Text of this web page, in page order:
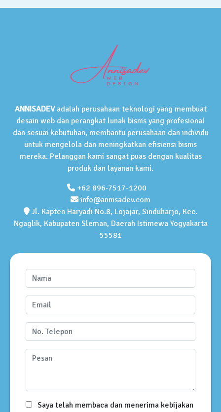
ANNISADEVadalah perusahaan teknologi yang membuat
desain web dan perangkat lunak bisnis yang profesional
dan sesuai kebutuhan, membantu perusahaan dan individu
untuk mengelola dan meningkatkan efisiensi bisnis
mereka. Pelanggan kami sangat puas dengan kualitas
produk dan layanan kami.
+62 896-7517-1200
info@annisadev.com
Jl. Kapten Haryadi No.8, Lojajar, Sinduharjo, Kec.
Ngaglik, Kabupaten Sleman, Daerah Istimewa Yogyakarta
55581
Saya telah membaca dan menerima kebijakan